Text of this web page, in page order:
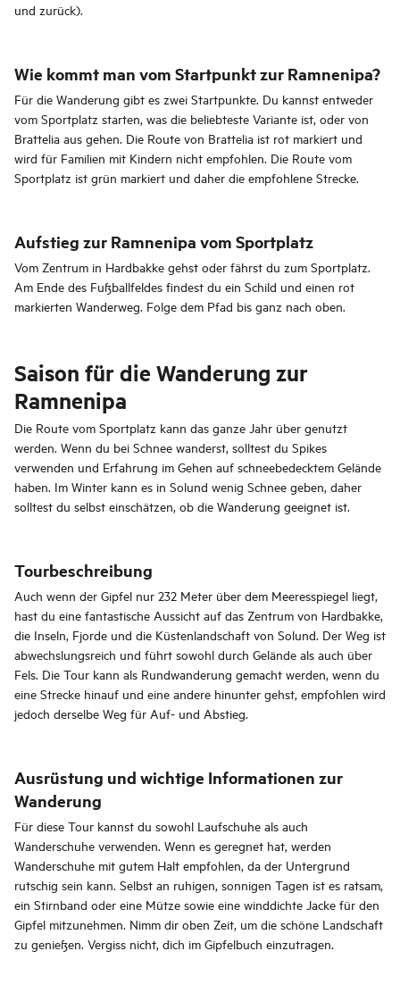
und zurück).
Wie kommt man vom Startpunkt zur Ramnenipa?
Für die Wanderung gibt es zwei Startpunkte. Du kannst entweder
vom Sportplatz starten, was die beliebteste Variante ist, oder von
Brattelia aus gehen. Die Route von Brattelia ist rot markiert und
wird für Familien mit Kindern nicht empfohlen. Die Route vom
Sportplatz ist grün markiert und daher die empfohlene Strecke.
Aufstieg zur Ramnenipa vom Sportplatz
Vom Zentrum in Hardbakke gehst oder fährst du zum Sportplatz.
Am Ende des Fußballfeldes findest du ein Schild und einen rot
markierten Wanderweg. Folge dem Pfad bis ganz nach oben.
Saison für die Wanderung zur
Ramnenipa
Die Route vom Sportplatz kann das ganze Jahr über genutzt
werden. Wenn du bei Schnee wanderst, solltest du Spikes
verwenden und Erfahrung im Gehen auf schneebedecktem Gelände
haben. Im Winter kann es in Solund wenig Schnee geben, daher
solltest du selbst einschätzen, ob die Wanderung geeignet ist.
Tourbeschreibung
Auch wenn der Gipfel nur 232 Meter über dem Meeresspiegel liegt,
hast du eine fantastische Aussicht auf das Zentrum von Hardbakke,
die Inseln, Fjorde und die Küstenlandschaft von Solund. Der Weg ist
abwechslungsreich und führt sowohl durch Gelände als auch über
Fels. Die Tour kann als Rundwanderung gemacht werden, wenn du
eine Strecke hinauf und eine andere hinunter gehst, empfohlen wird
jedoch derselbe Weg für Auf- und Abstieg.
Ausrüstung und wichtige Informationen zur
Wanderung
Für diese Tour kannst du sowohl Laufschuhe als auch
Wanderschuhe verwenden. Wenn es geregnet hat, werden
Wanderschuhe mit gutem Halt empfohlen, da der Untergrund
rutschig sein kann. Selbst an ruhigen, sonnigen Tagen ist es ratsam,
ein Stirnband oder eine Mütze sowie eine winddichte Jacke für den
Gipfel mitzunehmen. Nimm dir oben Zeit, um die schöne Landschaft
zu genießen. Vergiss nicht, dich im Gipfelbuch einzutragen.